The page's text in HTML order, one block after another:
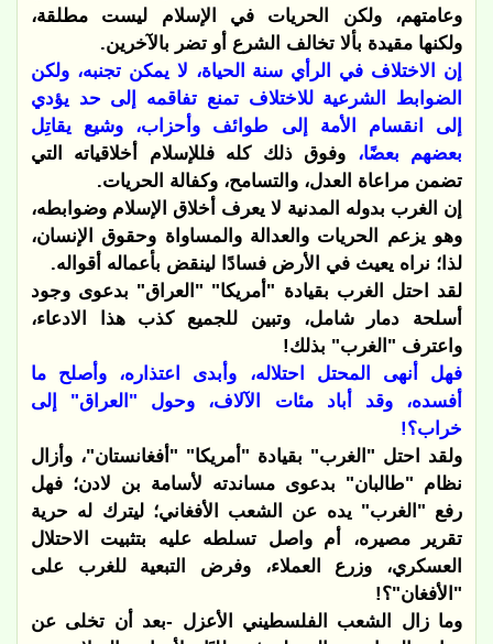
وعامتهم، ولكن الحريات في الإسلام ليست مطلقة،
ولكنها مقيدة بألا تخالف الشرع أو تضر بالآخرين.
إن الاختلاف في الرأي سنة الحياة، لا يمكن تجنبه، ولكن
الضوابط الشرعية للاختلاف تمنع تفاقمه إلى حد يؤدي
إلى انقسام الأمة إلى طوائف وأحزاب، وشيع يقاتِل
بعضهم بعضًا، وفوق ذلك كله فللإسلام أخلاقياته التي
تضمن مراعاة العدل، والتسامح، وكفالة الحريات.
إن الغرب بدوله المدنية لا يعرف أخلاق الإسلام وضوابطه،
وهو يزعم الحريات والعدالة والمساواة وحقوق الإنسان،
لذا؛ نراه يعيث في الأرض فسادًا لينقض بأعماله أقواله.
لقد احتل الغرب بقيادة "أمريكا" "العراق" بدعوى وجود
أسلحة دمار شامل، وتبين للجميع كذب هذا الادعاء،
واعترف "الغرب" بذلك!
فهل أنهى المحتل احتلاله، وأبدى اعتذاره، وأصلح ما
أفسده، وقد أباد مئات الآلاف، وحول "العراق" إلى
خراب؟!
ولقد احتل "الغرب" بقيادة "أمريكا" "أفغانستان"، وأزال
نظام "طالبان" بدعوى مساندته لأسامة بن لادن؛ فهل
رفع "الغرب" يده عن الشعب الأفغاني؛ ليترك له حرية
تقرير مصيره، أم واصل تسلطه عليه بتثبيت الاحتلال
العسكري، وزرع العملاء، وفرض التبعية للغرب على
"الأفغان"؟!
وما زال الشعب الفلسطيني الأعزل -بعد أن تخلى عن